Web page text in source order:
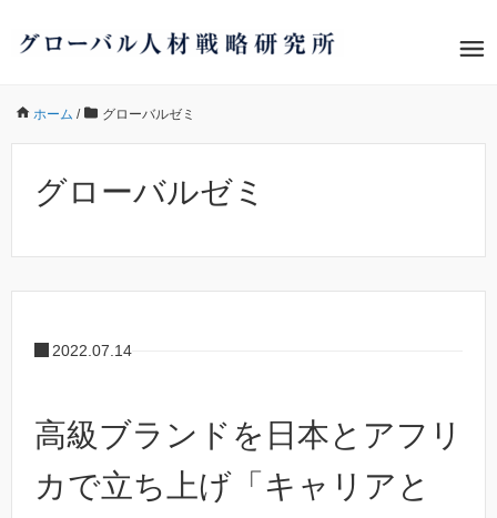
ホーム / グローバルゼミ
グローバルゼミ
2022.07.14
高級ブランドを日本とアフリ
カで立ち上げ「キャリアと